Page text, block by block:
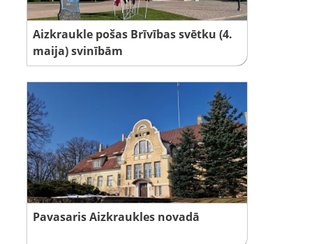
Aizkraukle pošas Brīvības svētku (4.
maija) svinībām
Pavasaris Aizkraukles novadā